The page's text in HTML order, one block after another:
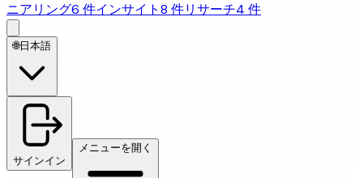
ニアリング6 件インサイト8 件リサーチ4 件
🌐日本語
サインイン
メニューを開く